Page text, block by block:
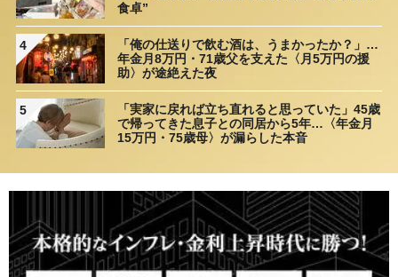
食卓”
4
「俺の仕送りで飲む酒は、うまかったか？」…
年金月8万円・71歳父を支えた〈月5万円の援
助〉が途絶えた夜
5
「実家に戻れば立ち直れると思っていた」45歳
で帰ってきた息子との同居から5年…〈年金月
15万円・75歳母〉が漏らした本音